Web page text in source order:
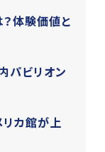
体験価値と
パビリオン
リカ館が上